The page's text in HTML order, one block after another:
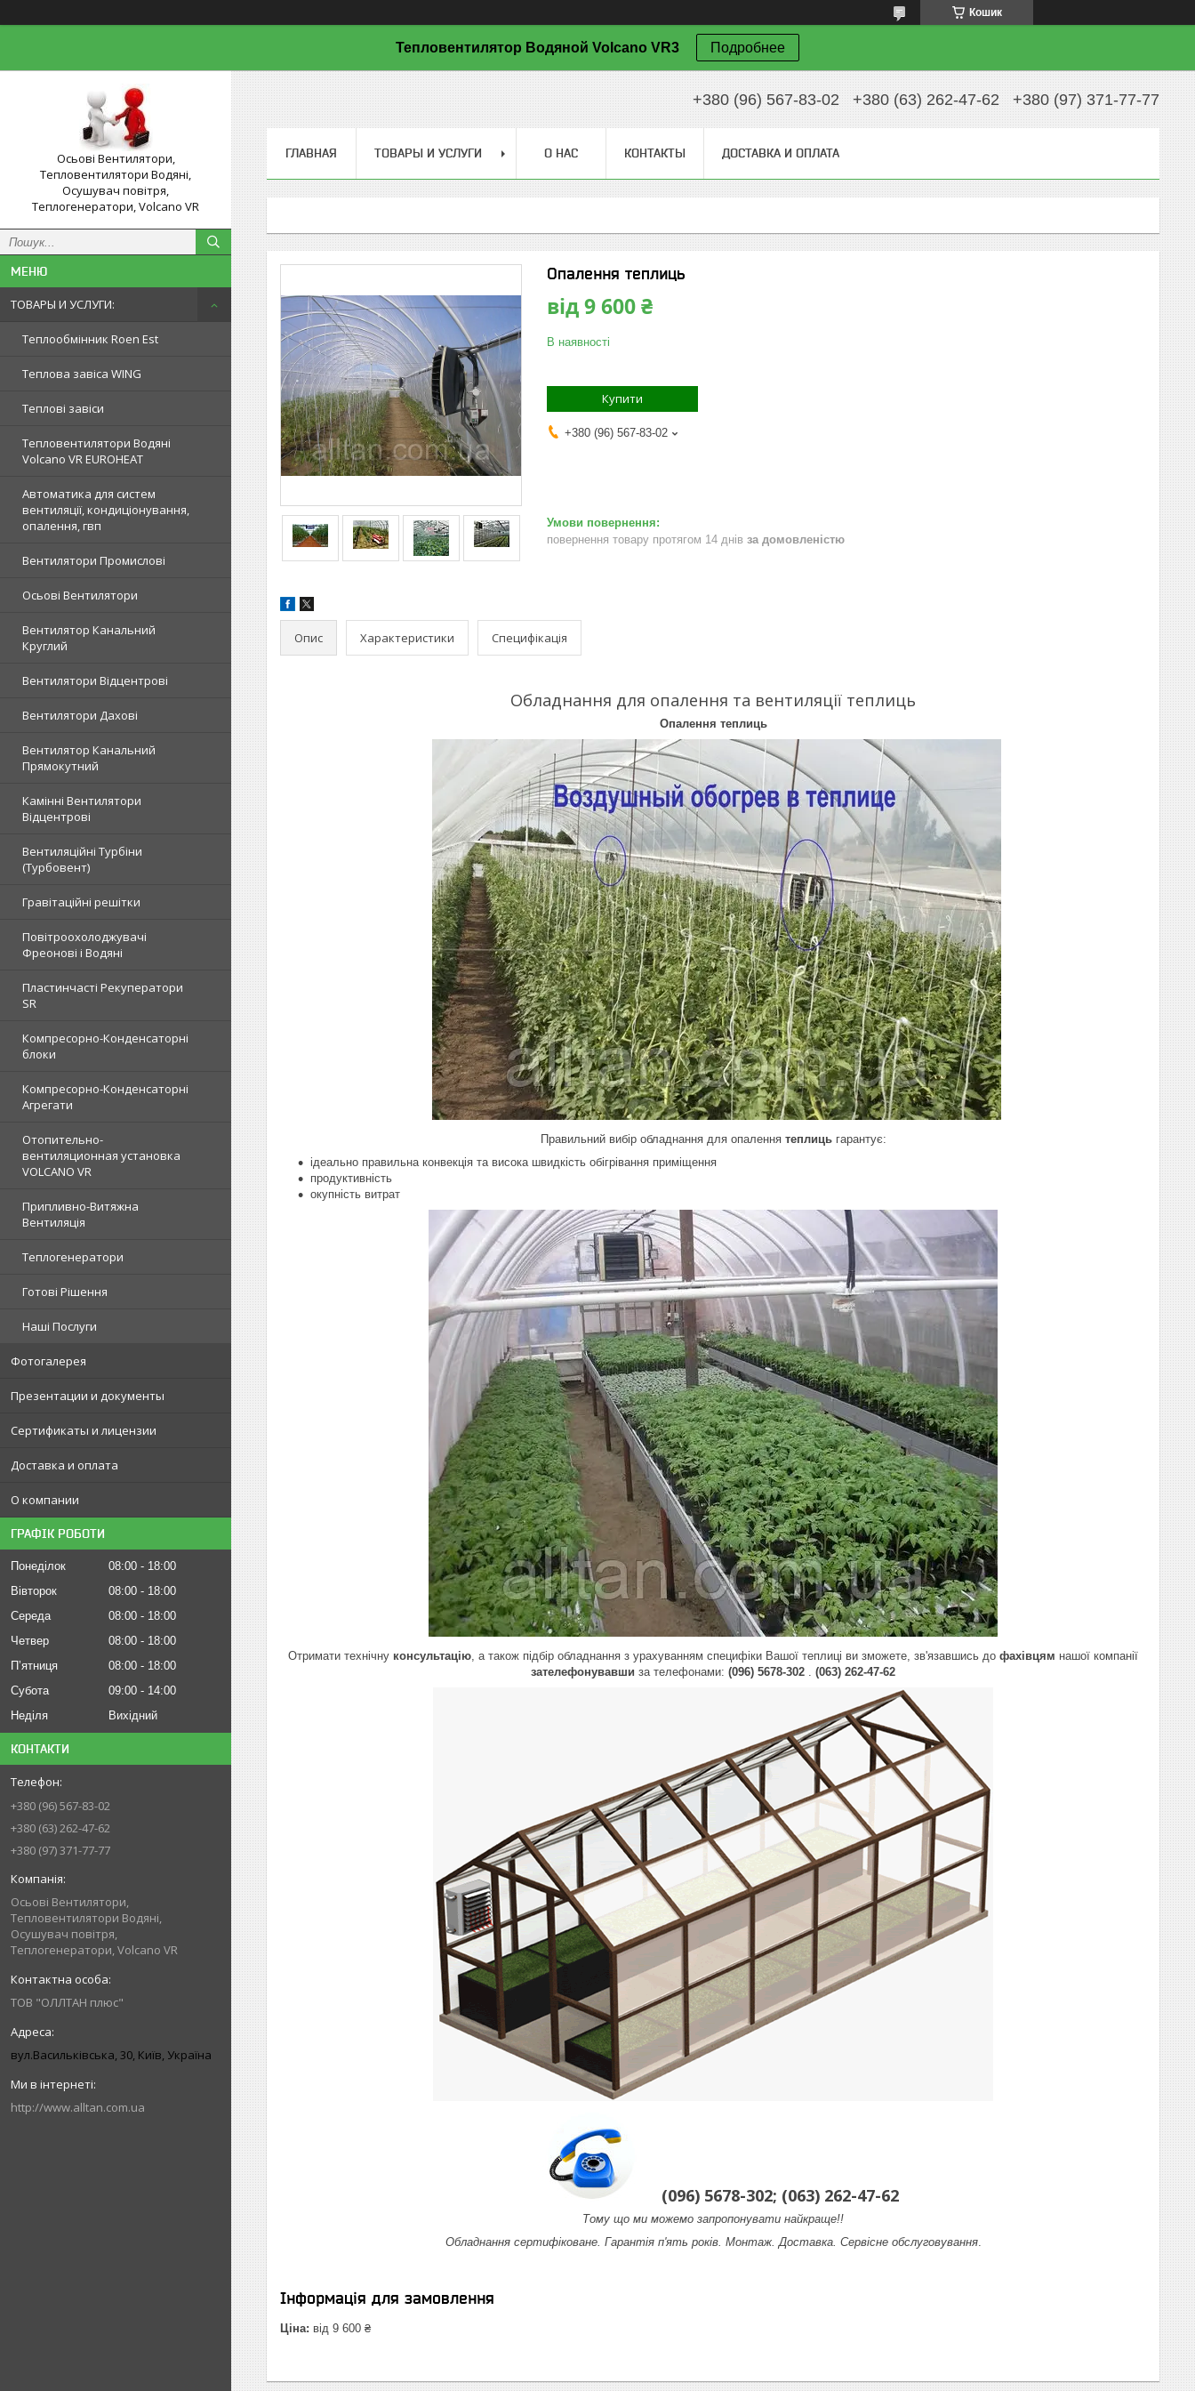
Кошик
Тепловентилятор Водяной Volcano VR3 Подробнее
Осьові Вентилятори,
Тепловентилятори Водяні,
Осушувач повітря,
Теплогенератори, Volcano VR
ТОВАРЫ И УСЛУГИ:
Теплообмінник Roen Est
Теплова завіса WING
Теплові завіси
Тепловентилятори Водяні
Volcano VR EUROHEAT
Автоматика для систем
вентиляції, кондиціонування,
опалення, гвп
Вентилятори Промислові
Осьові Вентилятори
Вентилятор Канальний
Круглий
Вентилятори Відцентрові
Вентилятори Дахові
Вентилятор Канальний
Прямокутний
Камінні Вентилятори
Відцентрові
Вентиляційні Турбіни
(Турбовент)
Гравітаційні решітки
Повітроохолоджувачі
Фреонові і Водяні
Пластинчасті Рекуператори
SR
Компресорно-Конденсаторні
блоки
Компресорно-Конденсаторні
Агрегати
Отопительно-
вентиляционная установка
VOLCANO VR
Припливно-Витяжна
Вентиляція
Теплогенератори
Готові Рішення
Наші Послуги
Фотогалерея
Презентации и документы
Сертификаты и лицензии
Доставка и оплата
О компании
ГРАФІК РОБОТИ
Понеділок 08:00
18:00
Вівторок
08:00
18:00
Середа
08:00
18:00
Четвер
08:00
18:00
Пʼятниця
08:00
18:00
Субота
09:00
14:00
Неділя
Вихідний
КОНТАКТИ
+380 (96) 567-83-02
+380 (63) 262-47-62
+380 (97) 371-77-77
Осьові Вентилятори,
Тепловентилятори Водяні,
Осушувач повітря,
Теплогенератори, Volcano VR
ТОВ "ОЛЛТАН плюс"
вул.Васильківська, 30, Київ, Україна
http://www.alltan.com.ua
+380 (96) 567-83-02 +380 (63) 262-47-62 +380 (97) 371-77-77
ГЛАВНАЯ ТОВАРЫ И УСЛУГИ О НАС КОНТАКТЫ ДОСТАВКА И ОПЛАТА
Опалення теплиць
від9 600 ₴
В наявності
Купити
+380 (96) 567-83-02
повернення товару протягом 14 днів за домовленістю
Опис Характеристики Специфікація
Обладнання для опалення та вентиляції теплиць
Опалення теплиць
Правильний вибір обладнання для опалення теплицьгарантує:
ідеально правильна конвекція та висока швидкість обігрівання приміщення
продуктивність
окупність витрат
Отримати технічну консультацію, а також підбір обладнання з урахуванням специфіки Вашої теплиці ви зможете, зв'язавшись до фахівцям нашої компанії
зателефонувавши за телефонами: (096) 5678-302 . (063) 262-47-62
(096) 5678-302; (063) 262-47-62
Тому що ми можемо запропонувати найкраще!!
Обладнання сертифіковане. Гарантія п'ять років. Монтаж. Доставка. Сервісне обслуговування.
Інформація для замовлення
Ціна: від 9 600 ₴